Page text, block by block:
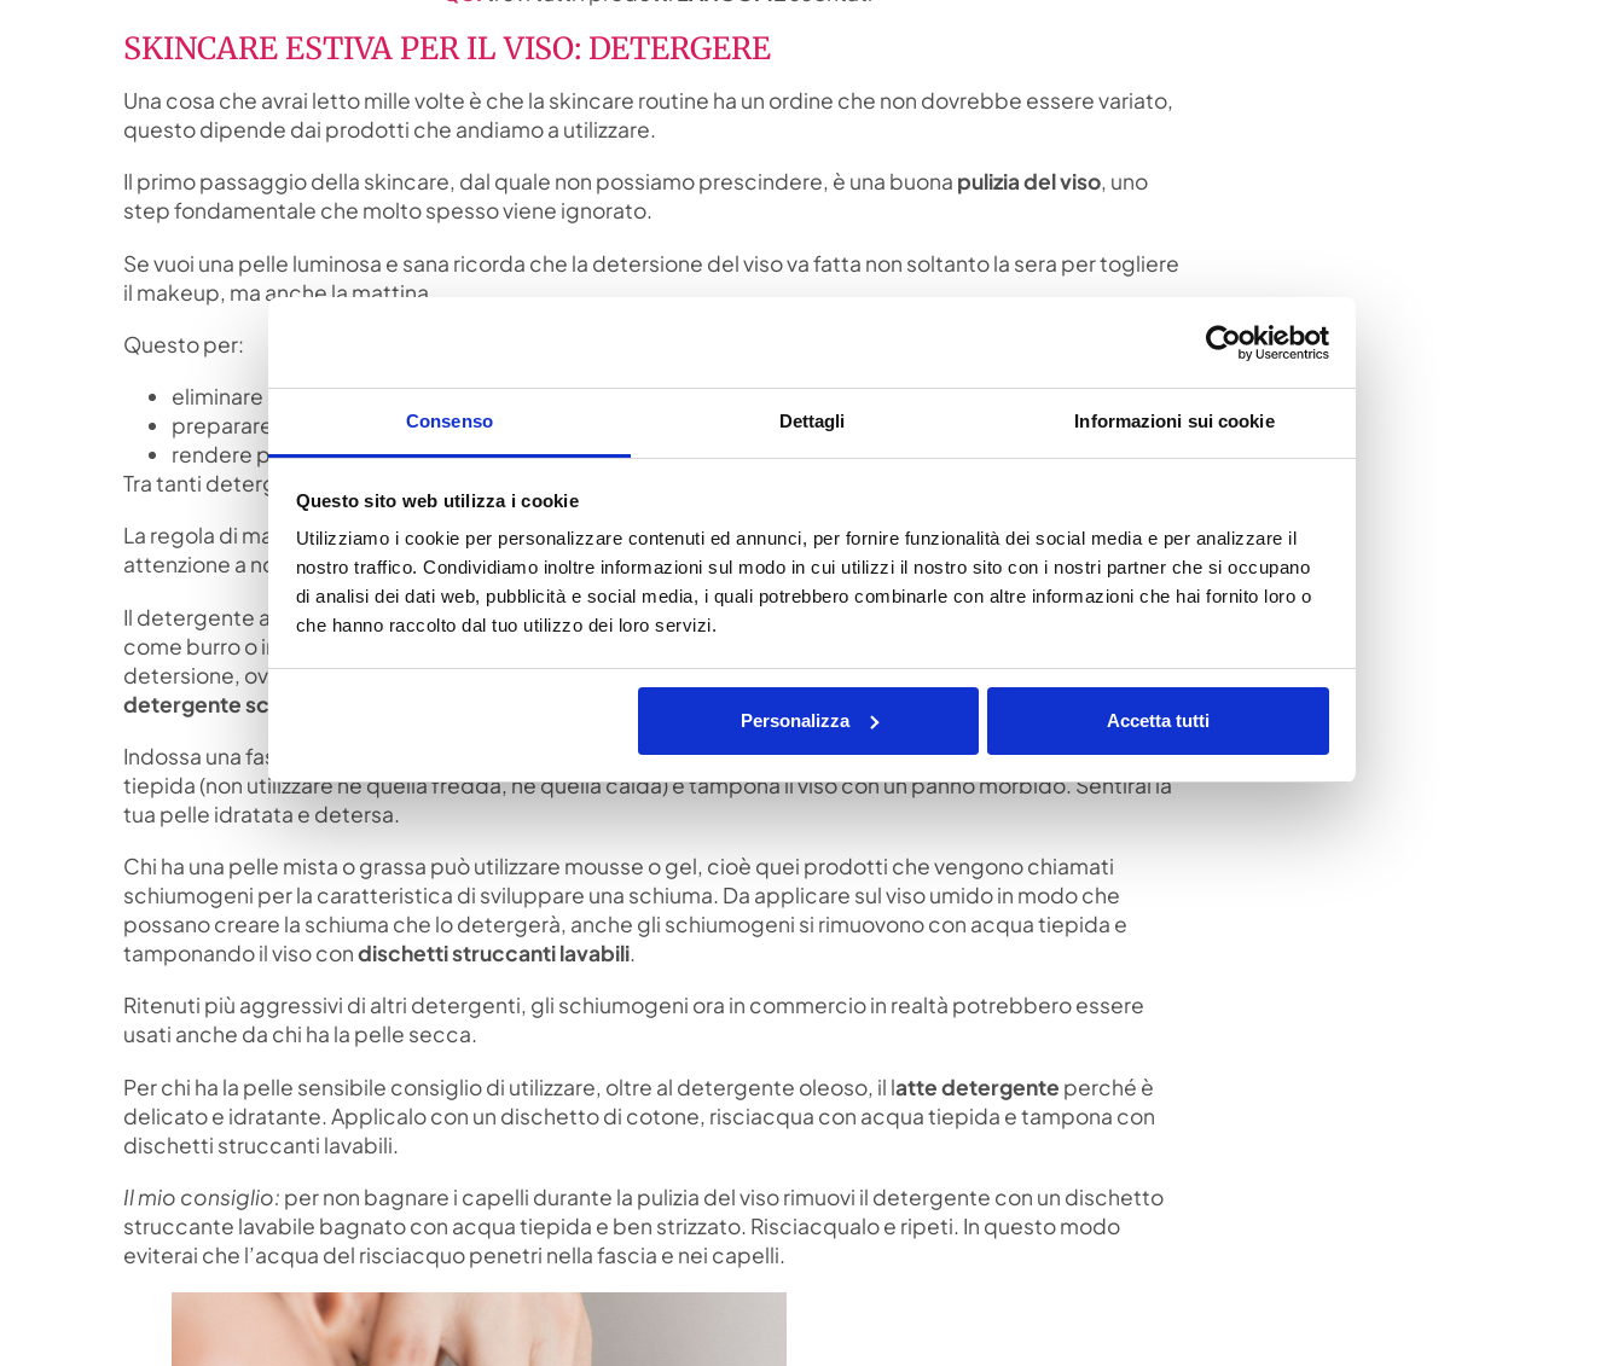
Consenso Dettagli Informazioni sui cookie
Questo sito web utilizza i cookie
Utilizziamo i cookie per personalizzare contenuti ed annunci, per fornire funzionalità dei social media e per analizzare il
nostro traffico. Condividiamo inoltre informazioni sul modo in cui utilizzi il nostro sito con i nostri partner che si occupano
di analisi dei dati web, pubblicità e social media, i quali potrebbero combinarle con altre informazioni che hai fornito loro o
che hanno raccolto dal tuo utilizzo dei loro servizi.
Personalizza Accetta tutti
SKINCARE ESTIVA PER IL VISO: DETERGERE
Una cosa che avrai letto mille volte è che la skincare routine ha un ordine che non dovrebbe essere variato,
questo dipende dai prodotti che andiamo a utilizzare.
Il primo passaggio della skincare, dal quale non possiamo prescindere, è una buona pulizia del viso, uno
step fondamentale che molto spesso viene ignorato.
Se vuoi una pelle luminosa e sana ricorda che la detersione del viso va fatta non soltanto la sera per togliere
il makeup, ma anche la mattina.
Questo per:
eliminare le cellule morte, il sebo e il sudore;
preparare la pelle a ricevere i prodotti nutrienti;
rendere più efficace l’assorbimento dei prodotti successivi.
Tra tanti detergenti viso qual è quello adatto al nostro tipo di pelle?
La regola di massima è non essere troppo aggressivi, soprattutto chi ha la pelle secca o sensibile deve fare
attenzione a non utilizzare prodotti che potrebbero renderla ancora più fragile.
Il detergente adatto a chi ha questo tipo di pelle è ildetergente oleoso
come burro o in forma liquida come olio. Talvolta, per una pulizia più profonda, è consigliata una doppia
detersione, ovvero l’applicazione prima di un detergente a base oleosa e successivamente di un
detergente schiumogeno
Indossa una fascia per capelli e massaggia su viso e collo con movimenti circolari. Rimuovi con acqua
tiepida (non utilizzare né quella fredda, né quella calda) e tampona il viso con un panno morbido. Sentirai la
tua pelle idratata e detersa.
Chi ha una pelle mista o grassa può utilizzare mousse o gel, cioè quei prodotti che vengono chiamati
schiumogeni per la caratteristica di sviluppare una schiuma. Da applicare sul viso umido in modo che
possano creare la schiuma che lo detergerà, anche gli schiumogeni si rimuovono con acqua tiepida e
tamponando il viso condischetti struccanti lavabili.
Ritenuti più aggressivi di altri detergenti, gli schiumogeni ora in commercio in realtà potrebbero essere
usati anche da chi ha la pelle secca.
Per chi ha la pelle sensibile consiglio di utilizzare, oltre al detergente oleoso, il latte detergente perché è
delicato e idratante. Applicalo con un dischetto di cotone, risciacqua con acqua tiepida e tampona con
dischetti struccanti lavabili.
Il mio consiglio: per non bagnare i capelli durante la pulizia del viso rimuovi il detergente con un dischetto
struccante lavabile bagnato con acqua tiepida e ben strizzato. Risciacqualo e ripeti. In questo modo
eviterai che l’acqua del risciacquo penetri nella fascia e nei capelli.